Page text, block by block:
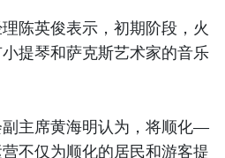
陈英俊表示，初期阶段，火
提琴和萨克斯艺术家的音乐
主席黄海明认为，将顺化—
不仅为顺化的居民和游客提